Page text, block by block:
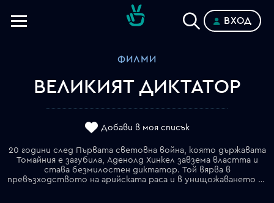
ВХОД
ФИЛМИ
ВЕЛИКИЯТ ДИКТАТОР
Добави в моя списък
20 години след Първата световна война, която държавата
Томайния е загубила, Аденолд Хинкел завзема властта и
става безмилостен диктатор. Той вярва в
превъзходството на арийската раса и в унищожаването на евреите. Обикновеният еврейски бръснар не подозира за това положение, защото е в болница след раняването му през войната. Той излиза от болницата, но страда от амнезия и трябва да спасява себе си и близките от преследванията. Това е първият говорящ филм на Чапли Чаплин. Филмът е номиниран за пет награди "Оскар" включително за най-добър филм.